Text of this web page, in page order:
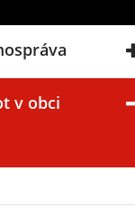
v obci